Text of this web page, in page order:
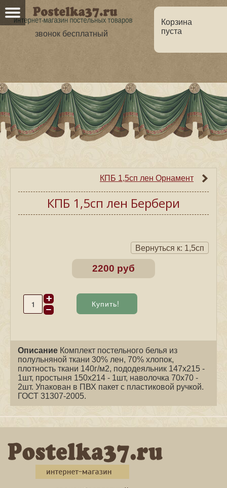
звонок бесплатный
Корзина
пуста
Главная О нас Каталог
Оптовикам
Статьи
КПБ 1,5сп лен Орнамент
КПБ 1,5сп лен Бербери
Вернуться к: 1,5сп
2200 руб
Описание Комплект постельного белья из
полульняной ткани 30% лен, 70% хлопок,
плотность ткани 140г/м2, пододеяльник 147х215 -
1шт, простыня 150х214 - 1шт, наволочка 70х70 -
2шт. Упакован в ПВХ пакет с пластиковой ручкой.
ГОСТ 31307-2005.